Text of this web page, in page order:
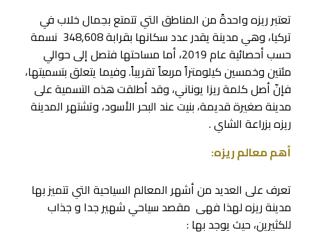
تعتبر ريزه واحدةً من المناطق التي تتمتع بجمال خلاب في
تركيا، وهي مدينة يقدر عدد سكانها بقرابة 348,608 نسمة
حسب أحصائية عام 2019، أما مساحتها فتصل إلى حوالي
مئتين وخمسين كيلومتراً مربعاً تقريباً. وفيما يتعلق بتسميتها،
فإنّ أصل كلمة ريزا يوناني، وقد أطلقت هذه التسمية على
مدينة صغيرة قديمة، بنيت عند البحر الأسود، وتشتهر المدينة
ريزه بزراعة الشاي .
أهم معالم ريزه:
تعرف على العديد من أشهر المعالم السياحية التي تتميز بها
مدينة ريزه لهذا فهى مقصد سياحي شهير جدا و جذاب
للكثيرين، حيث يوجد بها :